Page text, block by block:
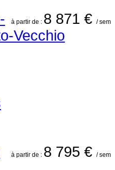
à partir de : 8 871 € / sem
Vecchio
à partir de : 8 795 € / sem